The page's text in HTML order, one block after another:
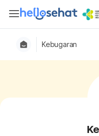
Kebugaran